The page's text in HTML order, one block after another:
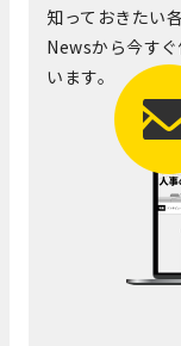
知っておきたい
Newsから今す
います。